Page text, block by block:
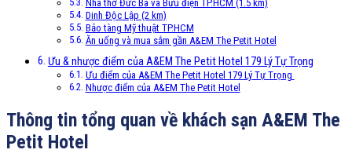
Nhà thờ Đức Bà và Bưu điện TP.HCM (1.5 km)
Dinh Độc Lập (2 km)
Bảo tàng Mỹ thuật TP.HCM
Ăn uống và mua sắm gần A&EM The Petit Hotel
Ưu & nhược điểm của A&EM The Petit Hotel 179 Lý Tự Trọng
Ưu điểm của A&EM The Petit Hotel 179 Lý Tự Trọng
Nhược điểm của A&EM The Petit Hotel
Thông tin tổng quan về khách sạn A&EM The
Petit Hotel